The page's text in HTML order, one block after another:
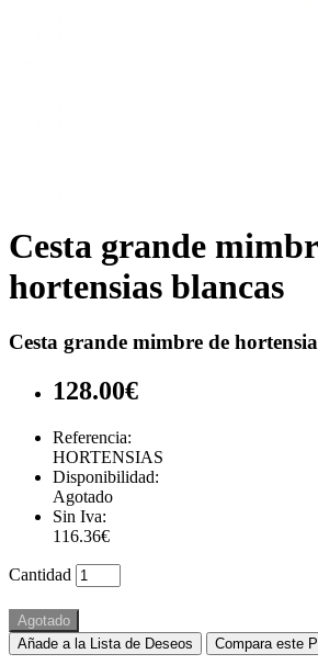
Cesta grande
hortensias blancas
Cesta grande mimbre de
128.00€
Referencia:
HORTENSIAS
Disponibilidad:
Agotado
Sin Iva:
116.36€
Cantidad
Agotado
Añade a la Lista de Deseos
Compara este